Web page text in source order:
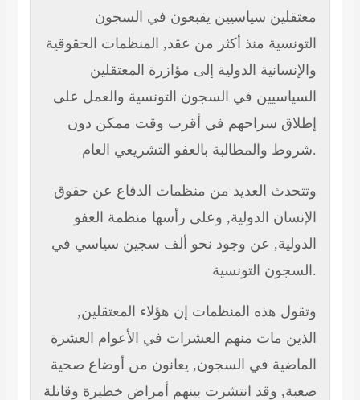
معتقلين سياسيين يقبعون في السجون
التونسية منذ أكثر من عقد, المنظمات الحقوقية
والإنسانية الدولية إلى مؤازرة المعتقلين
السياسيين في السجون التونسية والعمل على
إطلاق سراحهم في أقرب وقت ممكن دون
شروط والمطالبة بالعفو التشريعي العام.
وتتحدث العديد من منظمات الدفاع عن حقوق
الإنسان الدولية, وعلى رأسها منظمة العفو
الدولية, عن وجود نحو ألف سجين سياسي في
السجون التونسية.
وتقول هذه المنظمات إن هؤلاء المعتقلين,
الذين مات منهم العشرات في الأعوام العشرة
الماضية في السجون, يعانون من أوضاع صحية
صعبة, وقد انتشرت بينهم أمراض خطيرة وقاتلة